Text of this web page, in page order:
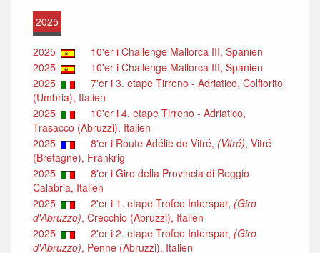
2025
2025
10'er i Challenge Mallorca III, Spanien
2025
10'er i Challenge Mallorca III, Spanien
2025
7'er i 3. etape Tirreno - Adriatico, Colfiorito
(Umbria), Italien
2025
10'er i 4. etape Tirreno - Adriatico,
Trasacco (Abruzzi), Italien
2025
8'er i Route Adélie de Vitré, (Vitré), Vitré
(Bretagne), Frankrig
2025
8'er i Giro della Provincia di Reggio
Calabria, Italien
2025
2'er i 1. etape Trofeo Interspar, (Giro
d'Abruzzo), Crecchio (Abruzzi), Italien
2025
2'er i 2. etape Trofeo Interspar, (Giro
d'Abruzzo), Penne (Abruzzi), Italien